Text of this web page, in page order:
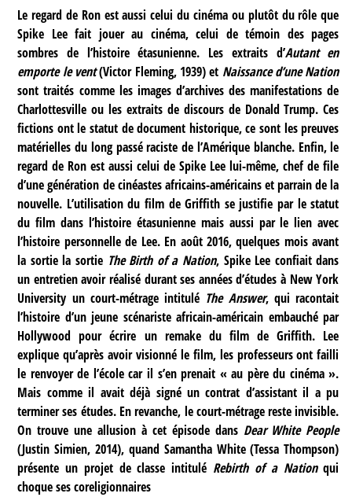
Le regard de Ron est aussi celui du cinéma ou plutôt du rôle que
Spike Lee fait jouer au cinéma, celui de témoin des pages
sombres de l’histoire étasunienne. Les extraits d’Autant en
emporte le vent(Victor Fleming, 1939) et Naissance d’une Nation
sont traités comme les images d’archives des manifestations de
Charlottesville ou les extraits de discours de Donald Trump. Ces
fictions ont le statut de document historique, ce sont les preuves
matérielles du long passé raciste de l’Amérique blanche. Enfin, le
regard de Ron est aussi celui de Spike Lee lui-même, chef de file
d’une génération de cinéastes africains-américains et parrain de la
nouvelle. L’utilisation du film de Griffith se justifie par le statut
du film dans l’histoire étasunienne mais aussi par le lien avec
l’histoire personnelle de Lee. En août 2016, quelques mois avant
la sortie la sortie The Birth of a Nation, Spike Lee confiait dans
un entretien avoir réalisé durant ses années d’études à New York
University un court-métrage intitulé The Answer, qui racontait
l’histoire d’un jeune scénariste africain-américain embauché par
Hollywood pour écrire un remake du film de Griffith. Lee
explique qu’après avoir visionné le film, les professeurs ont failli
le renvoyer de l’école car il s’en prenait « au père du cinéma ».
Mais comme il avait déjà signé un contrat d’assistant il a pu
terminer ses études. En revanche, le court-métrage reste invisible.
On trouve une allusion à cet épisode dans Dear White People
(Justin Simien, 2014), quand Samantha White (Tessa Thompson)
présente un projet de classe intitulé Rebirth of a Nationqui
choque ses coreligionnaires